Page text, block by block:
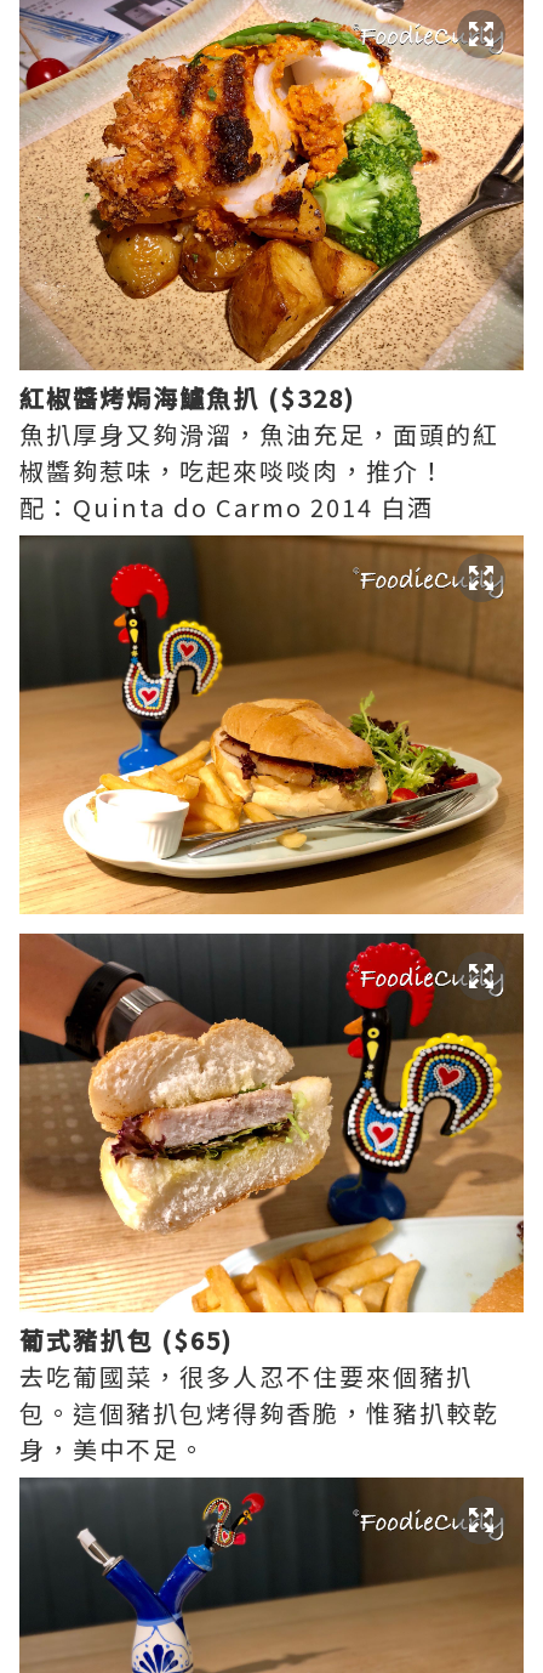
紅椒醬烤焗海鱸魚扒 ($328)
魚扒厚身又夠滑溜，魚油充足，面頭的紅
椒醬夠惹味，吃起來啖啖肉，推介！
配：Quinta do Carmo 2014 白酒
葡式豬扒包 ($65)
去吃葡國菜，很多人忍不住要來個豬扒
包。這個豬扒包烤得夠香脆，惟豬扒較乾
身，美中不足。